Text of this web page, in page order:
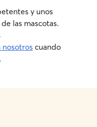
y unos
las mascotas.
cuando